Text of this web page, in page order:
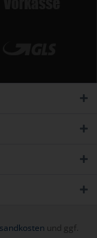
und ggf.